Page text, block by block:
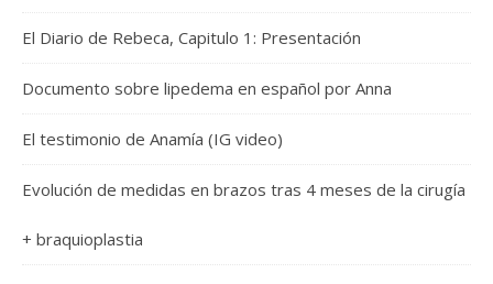
El Diario de Rebeca, Capitulo 1: Presentación
Documento sobre lipedema en español por Anna
El testimonio de Anamía (IG video)
Evolución de medidas en brazos tras 4 meses de la cirugía
+ braquioplastia